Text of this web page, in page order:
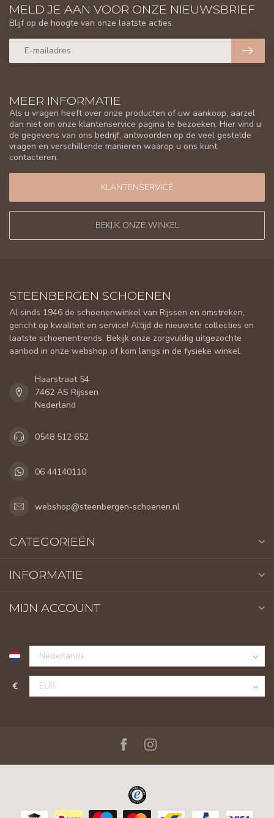
MEER INFORMATIE
Als u vragen heeft over onze producten of uw aankoop, aarzel
dan niet om onze klantenservice pagina te bezoeken. Hier vind u
de gegevens van ons bedrijf, antwoorden op de veel gestelde
vragen en verschillende manieren waarop u ons kunt
contacteren.
KLANTENSERVICE
BEKIJK ONZE WINKEL
MELD JE AAN VOOR ONZE NIEUWSBRIEF
Blijf op de hoogte van onze laatste acties.
STEENBERGEN SCHOENEN
Al sinds 1946 de schoenenwinkel van Rijssen en omstreken,
gericht op kwaliteit en service! Altijd de nieuwste collecties en
laatste schoenentrends. Bekijk onze zorgvuldig uitgezochte
aanbod in onze webshop of kom langs in de fysieke winkel.
Haarstraat 54
7462 AS Rijssen
Nederland
0548 512 652
06 44140110
webshop@steenbergen-schoenen.nl
CATEGORIEËN
INFORMATIE
MIJN ACCOUNT
€